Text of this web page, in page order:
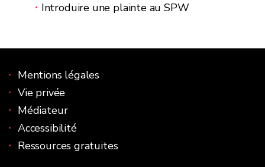
Introduire une plainte au SPW
Mentions légales
Vie privée
Médiateur
Accessibilité
Ressources gratuites